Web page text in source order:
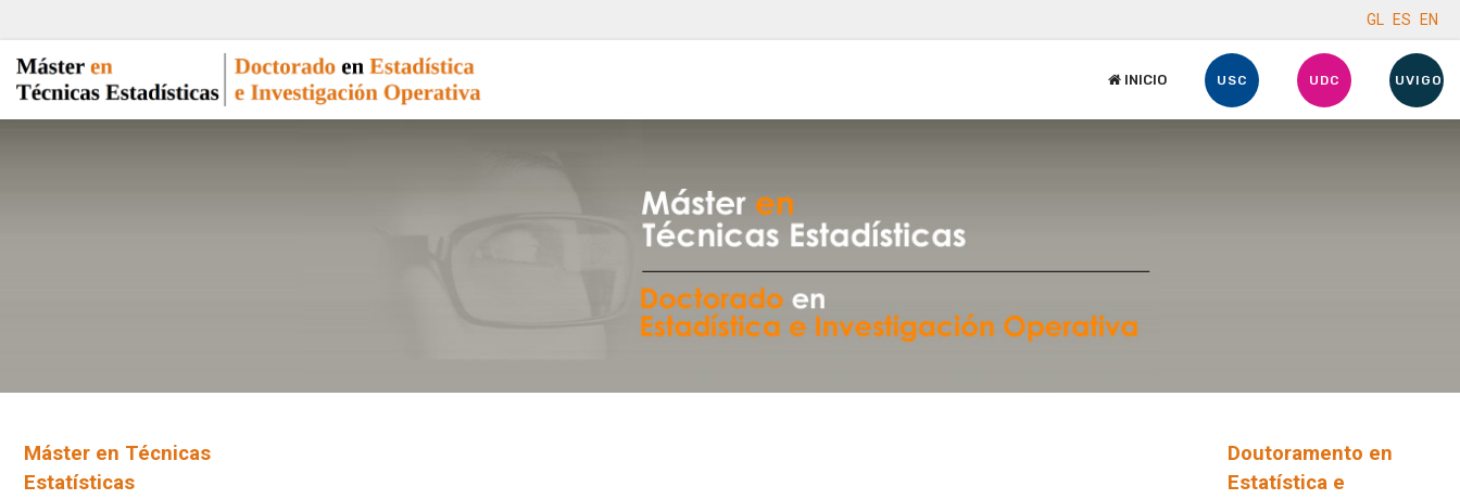
GL ES EN
INICIO USC UDC UVIGO
Máster en Técnicas
Estatísticas
Doutoramento en
Estatística e